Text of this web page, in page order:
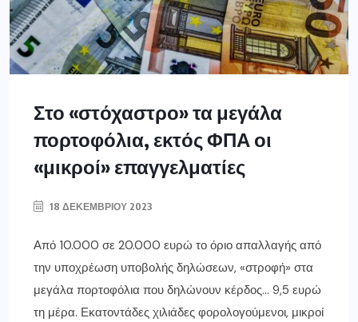
Στο «στόχαστρο» τα μεγάλα
πορτοφόλια, εκτός ΦΠΑ οι
«μικροί» επαγγελματίες
18 ΔΕΚΕΜΒΡΊΟΥ 2023
Από 10.000 σε 20.000 ευρώ το όριο απαλλαγής από
την υποχρέωση υποβολής δηλώσεων, «στροφή» στα
μεγάλα πορτοφόλια που δηλώνουν κέρδος… 9,5 ευρώ
τη μέρα. Εκατοντάδες χιλιάδες φορολογούμενοι, μικροί